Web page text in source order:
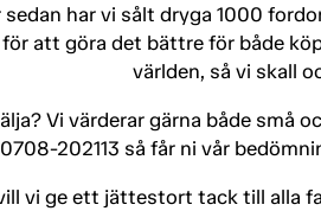
sedan har vi sålt dryga 1000
att göra det bättre för både
världen, så vi skall
Vi värderar gärna både små
0708-202113 så får ni vår
vi ge ett jättestort tack till alla